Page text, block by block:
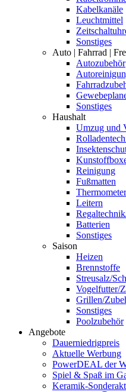
Kabelkanäle
Leuchtmittel
Sonstiges
Auto | Fahrrad |
Autozubehör
Sonstiges
Haushalt
Umzug und
Reinigung
Fußmatten
Thermometer
Leitern
Batterien
Sonstiges
Saison
Heizen
Brennstoffe
Streusalz/
Vogelfutter/
Grillen/
Sonstiges
Poolzubehör
Angebote
Dauerniedrigpreis
Aktuelle Werbung
PowerDEAL der
Spiel & Spaß im
Keramik-